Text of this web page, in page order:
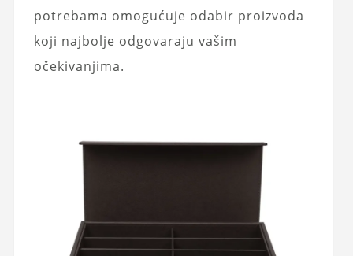
potrebama omogućuje odabir proizvoda
koji najbolje odgovaraju vašim
očekivanjima.